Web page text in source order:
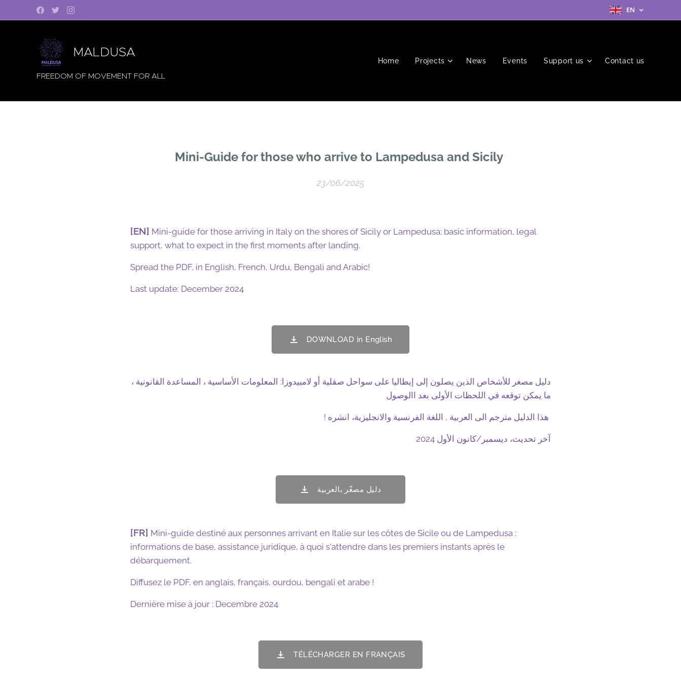
EN
MALDUSA
FREEDOM OF MOVEMENT FOR ALL
Home Projects News Events Support us Contact us
Mini-Guide for those who arrive to Lampedusa and Sicily
23/06/2025
[EN] Mini-guide for those arriving in Italy on the shores of Sicily or Lampedusa: basic information, legal
support, what to expect in the first moments after landing.
Spread the PDF, in English, French, Urdu, Bengali and Arabic!
Last update: December 2024
DOWNLOAD in English
دليل مصغر للأشخاص الذين يصلون إلى إيطاليا على سواحل صقلية أو لامبيدوزا: المعلومات الأساسية ، المساعدة القانونية ،
ما يمكن توقعه في اللحظات الأولى بعد االوصول
آخر تحديث، ديسمبر/كانون الأول 2024
دليل مصغّر بالعربية
[FR] Mini-guide destiné aux personnes arrivant en Italie sur les côtes de Sicile ou de Lampedusa :
informations de base, assistance juridique, à quoi s'attendre dans les premiers instants après le
débarquement.
Diffusez le PDF, en anglais, français, ourdou, bengali et arabe !
Dernière mise à jour : Decembre 2024
TÉLÉCHARGER EN FRANÇAIS